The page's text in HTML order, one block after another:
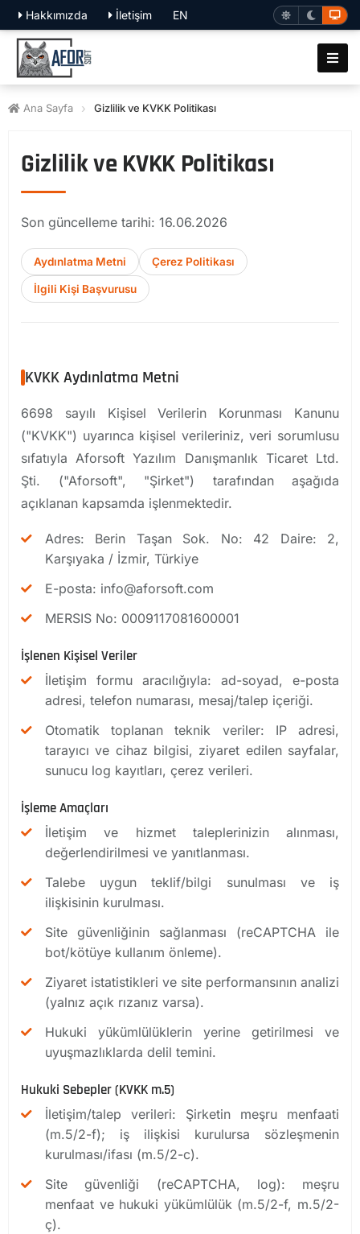
Hakkımızda İletişim EN
Ana Sayfa Gizlilik ve KVKK Politikası
Gizlilik ve KVKK Politikası
Son güncelleme tarihi: 16.06.2026
Aydınlatma Metni Çerez Politikası
İlgili Kişi Başvurusu
KVKK Aydınlatma Metni
6698 sayılı Kişisel Verilerin Korunması Kanunu
("KVKK") uyarınca kişisel verileriniz, veri sorumlusu
sıfatıyla Aforsoft Yazılım Danışmanlık Ticaret Ltd.
Şti. ("Aforsoft", "Şirket") tarafından aşağıda
açıklanan kapsamda işlenmektedir.
Adres: Berin Taşan Sok. No: 42 Daire: 2,
Karşıyaka / İzmir, Türkiye
E-posta: info@aforsoft.com
MERSIS No: 0009117081600001
İşlenen Kişisel Veriler
İletişim formu aracılığıyla: ad-soyad, e-posta
adresi, telefon numarası, mesaj/talep içeriği.
Otomatik toplanan teknik veriler: IP adresi,
tarayıcı ve cihaz bilgisi, ziyaret edilen sayfalar,
sunucu log kayıtları, çerez verileri.
İşleme Amaçları
İletişim ve hizmet taleplerinizin alınması,
değerlendirilmesi ve yanıtlanması.
Talebe uygun teklif/bilgi sunulması ve iş
ilişkisinin kurulması.
Site güvenliğinin sağlanması (reCAPTCHA ile
bot/kötüye kullanım önleme).
Ziyaret istatistikleri ve site performansının analizi
(yalnız açık rızanız varsa).
Hukuki yükümlülüklerin yerine getirilmesi ve
uyuşmazlıklarda delil temini.
Hukuki Sebepler (KVKK m.5)
İletişim/talep verileri: Şirketin meşru menfaati
(m.5/2-f); iş ilişkisi kurulursa sözleşmenin
kurulması/ifası (m.5/2-c).
Site güvenliği (reCAPTCHA, log): meşru
menfaat ve hukuki yükümlülük (m.5/2-f, m.5/2-
ç).